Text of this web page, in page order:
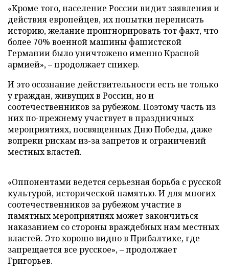
«Кроме того, население России видит заявления и
действия европейцев, их попытки переписать
историю, желание проигнорировать тот факт, что
более 70% военной машины фашистской
Германии было уничтожено именно Красной
армией», – продолжает спикер.
И это осознание действительности есть не только
у граждан, живущих в России, но и
соотечественников за рубежом. Поэтому часть из
них по-прежнему участвует в праздничных
мероприятиях, посвященных Дню Победы, даже
вопреки рискам из-за запретов и ограничений
местных властей.
«Оппонентами ведется серьезная борьба с русской
культурой, исторической памятью. И для многих
соотечественников за рубежом участие в
памятных мероприятиях может закончиться
наказанием со стороны враждебных нам местных
властей. Это хорошо видно в Прибалтике, где
запрещается все русское», – продолжает
Григорьев.